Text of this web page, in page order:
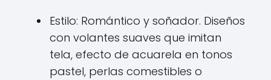
Estilo: Romántico y soñador. Diseños
con volantes suaves que imitan
tela, efecto de acuarela en tonos
pastel, perlas comestibles o